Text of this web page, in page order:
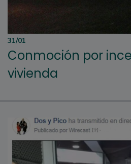
31/01
Conmoción por
vivienda